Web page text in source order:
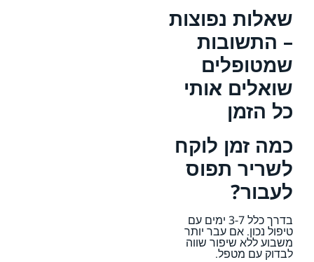
שאלות נפוצות
– התשובות
שמטופלים
שואלים אותי
כל הזמן
כמה זמן לוקח
לשריר תפוס
לעבור?
בדרך כלל 3-7 ימים עם
טיפול נכון. אם עבר יותר
משבוע ללא שיפור שווה
לבדוק עם מטפל.